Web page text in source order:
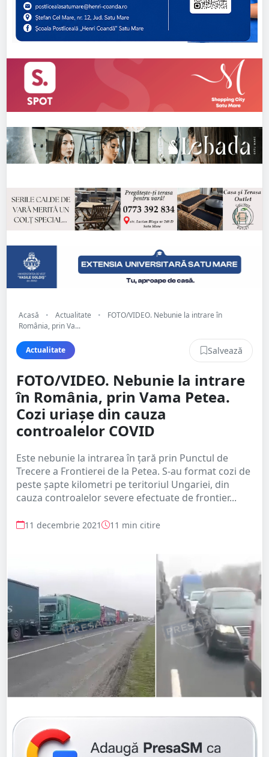
Acasă • Actualitate •
FOTO/VIDEO. Nebunie la intrare în
România, prin Va...
Actualitate Salvează
FOTO/VIDEO. Nebunie la intrare
în România, prin Vama Petea.
Cozi uriașe din cauza
controalelor COVID
Este nebunie la intrarea în țară prin Punctul de
Trecere a Frontierei de la Petea. S-au format cozi de
peste șapte kilometri pe teritoriul Ungariei, din
cauza controalelor severe efectuate de frontier...
11 decembrie 2021 11 min citire